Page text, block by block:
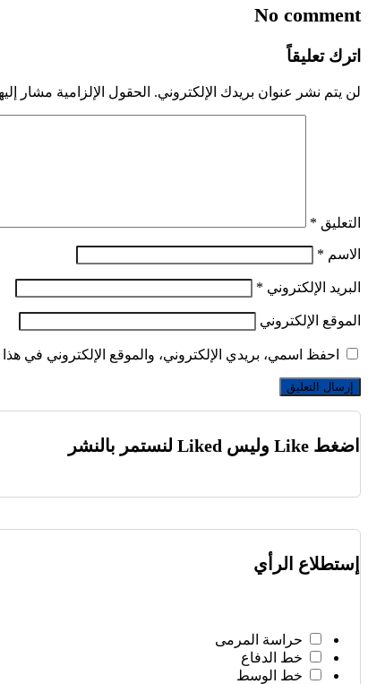
No comment
اترك تعليقاً
لن يتم نشر عنوان بريدك الإلكتروني. الحقول الإلزامية مشار
التعليق *
الاسم *
البريد الإلكتروني *
الموقع الإلكتروني
احفظ اسمي، بريدي الإلكتروني، والموقع الإلكتروني في
اضغط Like وليس Liked لنستمر بالنشر
إستطلاع الرأي
حراسة المرمى
خط الدفاع
خط الوسط